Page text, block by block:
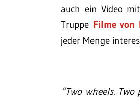
auch ein Video
Truppe Filme von
jeder Menge
“Two wheels.